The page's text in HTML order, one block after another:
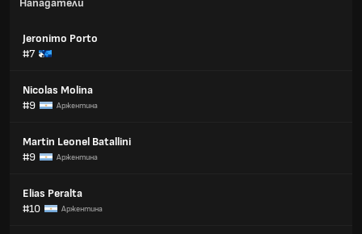
Нападатели
Jeronimo Porto
#7
Nicolas Molina
#9
Аржентина
Martin Leonel Batallini
#9
Аржентина
Elias Peralta
#10
Аржентина